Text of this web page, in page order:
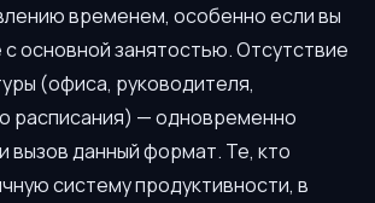
временем, особенно если вы
основной занятостью. Отсутствие
(офиса, руководителя,
расписания) — одновременно
вызов данный формат. Те, кто
систему продуктивности, в